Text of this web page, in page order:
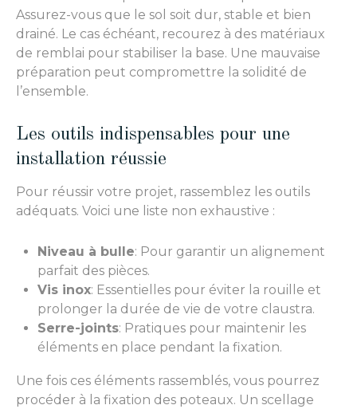
Assurez-vous que le sol soit dur, stable et bien
drainé. Le cas échéant, recourez à des matériaux
de remblai pour stabiliser la base. Une mauvaise
préparation peut compromettre la solidité de
l’ensemble.
Les outils indispensables pour une
installation réussie
Pour réussir votre projet, rassemblez les outils
adéquats. Voici une liste non exhaustive :
Niveau à bulle: Pour garantir un alignement
parfait des pièces.
Vis inox: Essentielles pour éviter la rouille et
prolonger la durée de vie de votre claustra.
Serre-joints: Pratiques pour maintenir les
éléments en place pendant la fixation.
Une fois ces éléments rassemblés, vous pourrez
procéder à la fixation des poteaux. Un scellage